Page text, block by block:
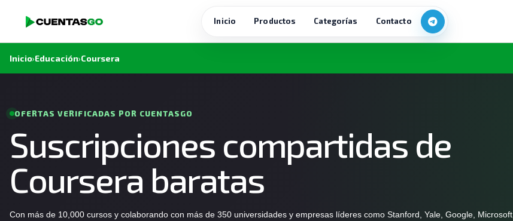
Inicio Productos Categorías Contacto
Inicio›Educación›Coursera
OFERTAS VERIFICADAS POR CUENTASGO
Suscripciones compartidas de
Coursera baratas
Con más de 10,000 cursos y colaborando con más de 350 universidades y empresas líderes como Stanford, Yale, Google, Microsoft,